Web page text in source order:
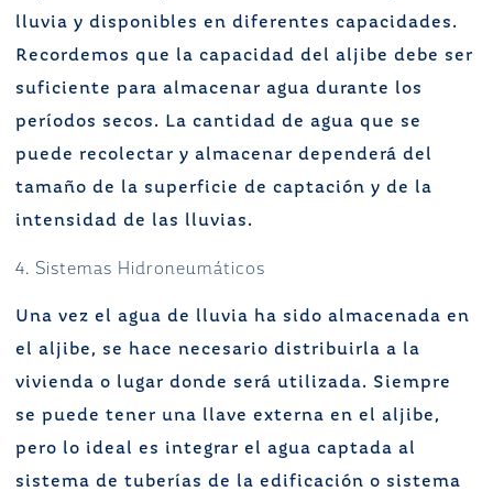
lluvia y disponibles en diferentes capacidades.
Recordemos que la capacidad del aljibe debe ser
suficiente para almacenar agua durante los
períodos secos. La cantidad de agua que se
puede recolectar y almacenar dependerá del
tamaño de la superficie de captación y de la
intensidad de las lluvias.
4. Sistemas Hidroneumáticos
Una vez el agua de lluvia ha sido almacenada en
el aljibe, se hace necesario distribuirla a la
vivienda o lugar donde será utilizada. Siempre
se puede tener una llave externa en el aljibe,
pero lo ideal es integrar el agua captada al
sistema de tuberías de la edificación o sistema